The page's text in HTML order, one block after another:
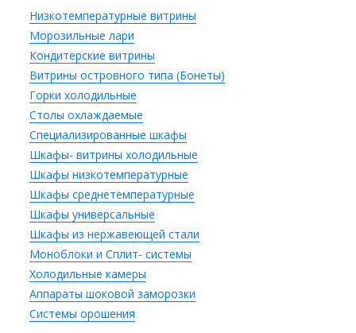
Низкотемпературные витрины
Морозильные лари
Кондитерские витрины
Витрины островного типа (Бонеты)
Горки холодильные
Столы охлаждаемые
Специализированные шкафы
Шкафы- витрины холодильные
Шкафы низкотемпературные
Шкафы среднетемпературные
Шкафы универсальные
Шкафы из нержавеющей стали
Моноблоки и Сплит- системы
Холодильные камеры
Аппараты шоковой заморозки
Системы орошения